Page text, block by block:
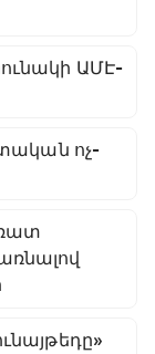
ԱՄԷ-
ոչ-